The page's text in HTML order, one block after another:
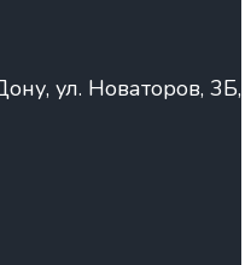
ул. Новаторов, 3Б,